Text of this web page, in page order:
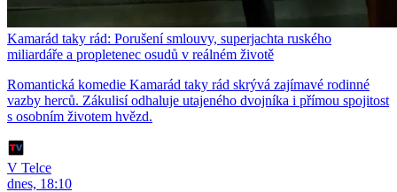
Kamarád taky rád: Porušení smlouvy, superjachta ruského
miliardáře a propletenec osudů v reálném životě
Romantická komedie Kamarád taky rád skrývá zajímavé rodinné
vazby herců. Zákulisí odhaluje utajeného dvojníka i přímou spojitost
s osobním životem hvězd.
V Telce
dnes, 18:10